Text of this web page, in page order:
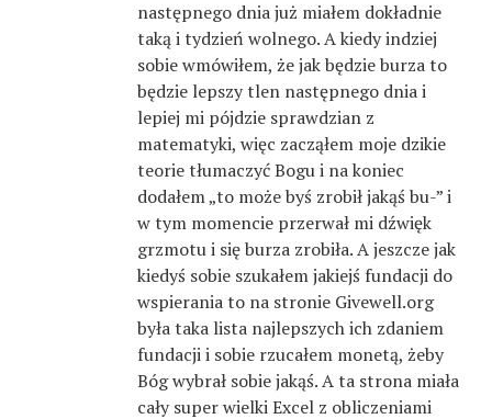
następnego dnia już miałem dokładnie
taką i tydzień wolnego. A kiedy indziej
sobie wmówiłem, że jak będzie burza to
będzie lepszy tlen następnego dnia i
lepiej mi pójdzie sprawdzian z
matematyki, więc zacząłem moje dzikie
teorie tłumaczyć Bogu i na koniec
dodałem „to może byś zrobił jakąś bu-” i
w tym momencie przerwał mi dźwięk
grzmotu i się burza zrobiła. A jeszcze jak
kiedyś sobie szukałem jakiejś fundacji do
wspierania to na stronie Givewell.org
była taka lista najlepszych ich zdaniem
fundacji i sobie rzucałem monetą, żeby
Bóg wybrał sobie jakąś. A ta strona miała
cały super wielki Excel z obliczeniami